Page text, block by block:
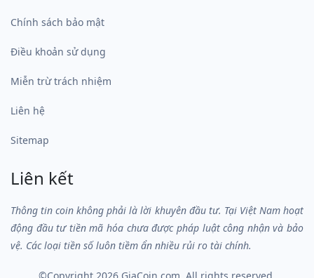
Chính sách bảo mật
Điều khoản sử dụng
Miễn trừ trách nhiệm
Liên hệ
Sitemap
Liên kết
Thông tin coin không phải là lời khuyên đầu tư. Tại Việt Nam hoạt
động đầu tư tiền mã hóa chưa được pháp luật công nhận và bảo
vệ. Các loại tiền số luôn tiềm ẩn nhiều rủi ro tài chính.